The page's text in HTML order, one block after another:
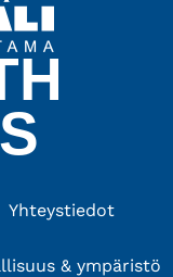
Yhteystiedot
& ympäristö